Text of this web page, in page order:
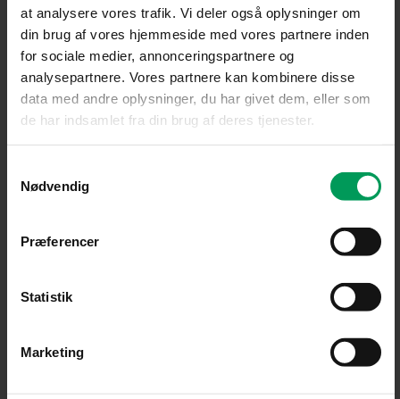
at analysere vores trafik. Vi deler også oplysninger om
din brug af vores hjemmeside med vores partnere inden
for sociale medier, annonceringspartnere og
analysepartnere. Vores partnere kan kombinere disse
data med andre oplysninger, du har givet dem, eller som
de har indsamlet fra din brug af deres tjenester.
Nødvendig
Præferencer
Statistik
Marketing
Tilbehør til græstrimmere
STIHL Autocut C26-2
Trimmerhoved
kr.305,00 inkl. moms
Tilbehør til græstrimmere
STIHL Bæresele
kr.495,00 inkl. moms